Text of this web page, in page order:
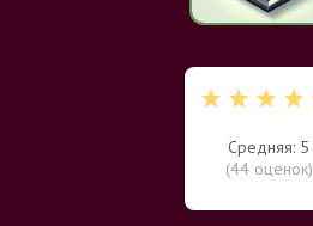
Средняя: 5
(44оценок)